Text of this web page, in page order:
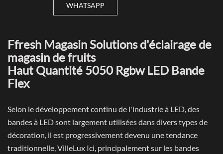
WHATSAPP
Ffresh Magasin Solutions d'éclairage de
magasin de fruits
Haut Quantité 5050 Rgbw LED Bande
Flex
Selon le développement continu de l'industrie à LED, des
bandes à LED sont largement utilisées dans divers types de
décoration, il est progressivement devenu une tendance
traditionnelle, VilleLux Ici, principalement sur les bandes